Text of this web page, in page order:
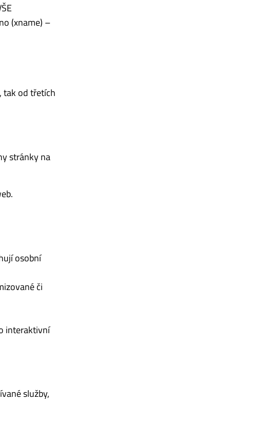
(xname) –
tak od třetích
stránky na
osobní
či
interaktivní
služby,